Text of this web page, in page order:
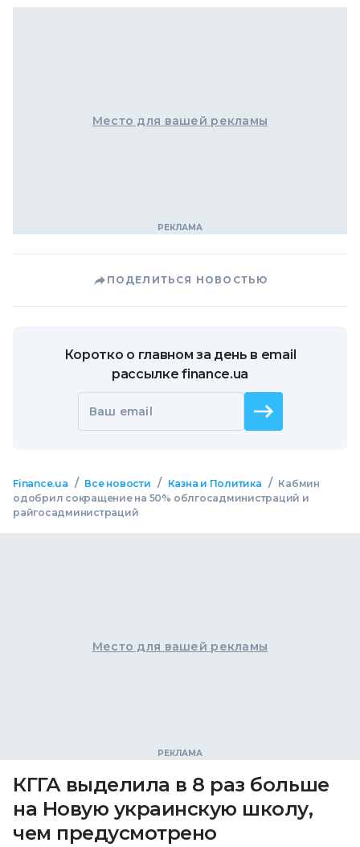
Место для вашей рекламы
ПОДЕЛИТЬСЯ НОВОСТЬЮ
Коротко о главном за день в email
рассылке finance.ua
Ваш email
Finance.ua / Все новости / Казна и Политика / Кабмин
одобрил сокращение на 50% облгосадминистраций и
райгосадминистраций
Место для вашей рекламы
КГГА выделила в 8 раз больше
на Новую украинскую школу,
чем предусмотрено